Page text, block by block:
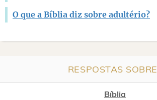
O que a Bíblia diz sobre adultério?
RESPOSTAS SOBRE
Bíblia